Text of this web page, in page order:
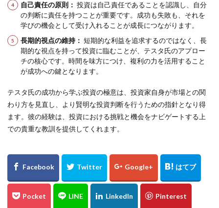
自己責任の原則： 投資は自己責任であることを認識し、自分
の判断に責任を持つことが重要です。成功も失敗も、それを
学びの機会として受け入れることが成長につながります。
長期的視点の維持： 短期的な利益を追求するのではなく、長
期的な視点を持って投資に臨むことが、テスタ氏のアプロー
チの核心です。時間を味方につけ、複利の力を活用すること
が成功への鍵となります。
テスタ氏の成功から学ぶ投資の極意は、投資家自身が市場との関
わり方を見直し、より賢明な投資判断を行うための指針となり得
ます。彼の経験は、投資における挑戦と機会をナビゲートする上
での貴重な教訓を提供してくれます。